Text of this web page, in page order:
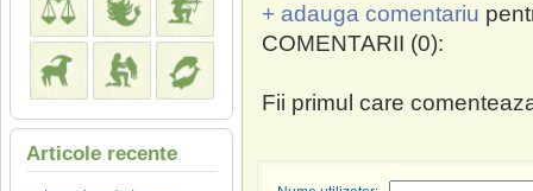
Articole recente
+ adauga comentariu
COMENTARII (0):
Fii primul care